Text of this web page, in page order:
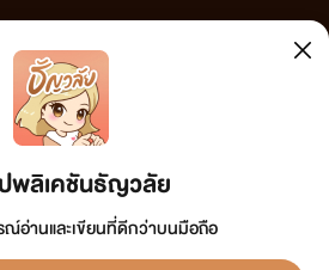
พลิเคชันธัญวลัย
ณ์อ่านและเขียนที่ดีกว่าบนมือถือ
ดชอบต่อข้อความใดๆ ทั้งสิ้น ดังนั้นผู้อ่านทุกท่านโปรดใช้
ละหากท่านพบข้อความใดๆ ที่ขัดต่อกฎหมายและศีลธรรม
พื่อทีมงานจะได้ดำเนินการในทันที ทั้งนี้ ทางเว็บไซต์ขอสงวน
พิ่มเติม) พ.ศ.2558